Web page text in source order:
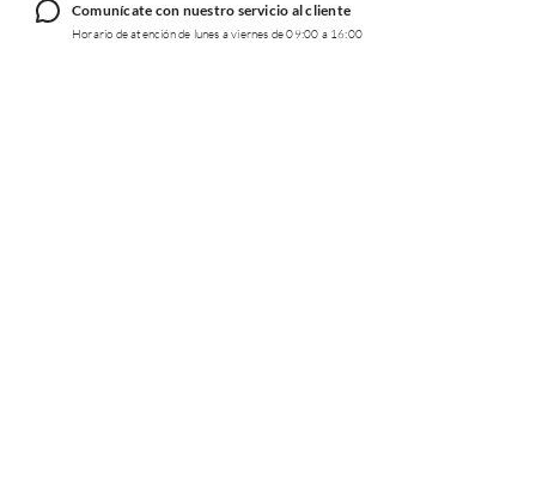
Comunícate con nuestro servicio al cliente
Horario de atención de lunes a viernes de 09:00 a 16:00